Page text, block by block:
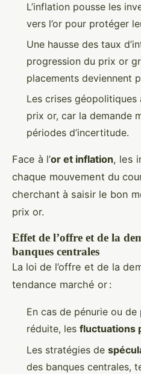
L’inflation pousse les
vers l’or pour protéger
Une hausse des taux
progression du prix or
placements deviennent
Les crises
prix or, car la demande
périodes d’incertitude.
Face à l’or et inflation, les
chaque mouvement du
cherchant à saisir le bon
prix or.
Effet de l’offre et de la
banques centrales
La loi de l’offre et de la
tendance marché or :
En cas de pénurie ou
réduite, les fluctuations
Les stratégies de
des banques centrales,